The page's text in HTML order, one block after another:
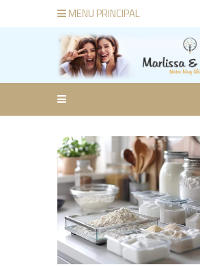
MENU PRINCIPAL